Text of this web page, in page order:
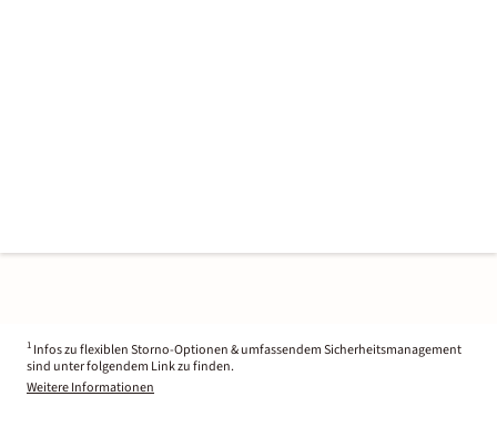
1 Infos zu flexiblen Storno-Optionen & umfassendem Sicherheitsmanagement
sind unter folgendem Link zu finden.
Weitere Informationen